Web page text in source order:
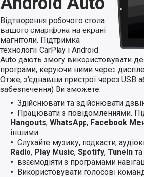
Відтворення робочого стола
вашого смартфона на екрані
магнітоли. Підтримка
технології CarPlay і Android
Auto дають змогу використовувати
програми, керуючи ними через
Отже, з'єднавши пристрої через USB
забезпечення) Ви зможете:
Здійснювати та здійснювати
Працювати з повідомленнями.
Hangouts, WhatsApp, Facebook
іншими.
Слухайте музику, подкасти,
Radio, Play Music, Spotify, TuneIn
взаємодіяти з програмами
Використовувати голосові